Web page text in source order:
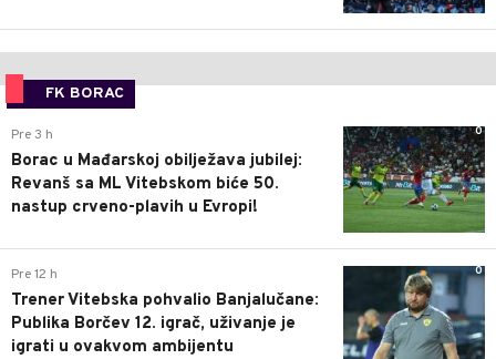
FK BORAC
0
Pre 3 h
Borac u Mađarskoj obilježava jubilej:
Revanš sa ML Vitebskom biće 50.
nastup crveno-plavih u Evropi!
0
Pre 12 h
Trener Vitebska pohvalio Banjalučane:
Publika Borčev 12. igrač, uživanje je
igrati u ovakvom ambijentu